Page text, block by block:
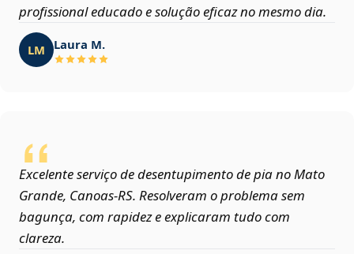
profissional educado e solução eficaz no mesmo dia.
LM Laura M.
Excelente serviço de desentupimento de pia no Mato
Grande, Canoas‑RS. Resolveram o problema sem
bagunça, com rapidez e explicaram tudo com
clareza.